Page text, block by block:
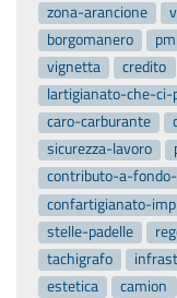
zona-arancione
borgomanero
pmi
vignetta
credito
lartigianato-che-ci-
caro-carburante
sicurezza-lavoro
contributo-a-
confartigianato-
stelle-padelle
tachigrafo
estetica
camion